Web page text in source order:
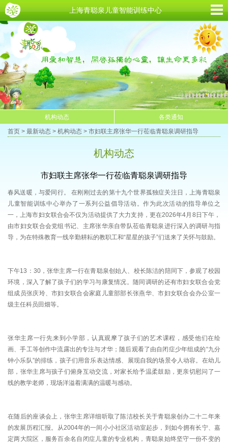
上海青聪泉儿童智能训练中心
机构动态
各类通知
首页 > 最新动态 > 机构动态 > 市妇联主席张华一行莅临青聪泉调研指导
机构动态
市妇联主席张华一行莅临青聪泉调研指导
春风送暖，与爱同行。 在刚刚过去的第十九个世界孤独症关注日，上海青聪泉
儿童智能训练中心举办了一系列公益倡导活动。作为此次活动的指导单位之
一，上海市妇女联合会不仅为活动提供了大力支持，更在2026年4月8日下午，
由市妇女联合会党组书记、主席张华亲自带队莅临青聪泉进行深入的调研与指
导，为在特殊教育一线辛勤耕耘的教职工和“星星的孩子”们送来了关怀与鼓励。
下午13：30，张华主席一行在青聪泉创始人、校长陈洁的陪同下，参观了校园
环境，深入了解了孩子们的学习与康复情况。随同调研的还有市妇女联合会党
组成员张庆玲、市妇女联合会家庭儿童部部长张燕华、市妇女联合会办公室一
级主任科员田畑等。
张华主席一行先来到小学部，认真观摩了孩子们的艺术课程，感受他们在绘
画、手工等创作中流露出的专注与才华；随后观看了由自闭症少年组成的“九分
钟小乐队”的排练，孩子们用音乐表达情感、展现自我的场景令人动容。在幼儿
部，张华主席与孩子们俯身互动交流，对家长给予温柔鼓励，更亲切慰问了一
线的教学老师，现场洋溢着满满的温暖与感动。
在随后的座谈会上，张华主席详细听取了陈洁校长关于青聪泉创办二十二年来
的发展历程汇报。从2004年的一间小小社区活动室起步，到如今拥有长宁、嘉
定两大院区，服务百余名自闭症儿童的专业机构，青聪泉始终坚守一份不变的